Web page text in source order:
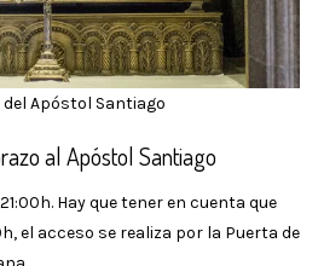
Apóstol Santiago
al Apóstol Santiago
Hay que tener en cuenta que
el acceso se realiza por la Puerta de